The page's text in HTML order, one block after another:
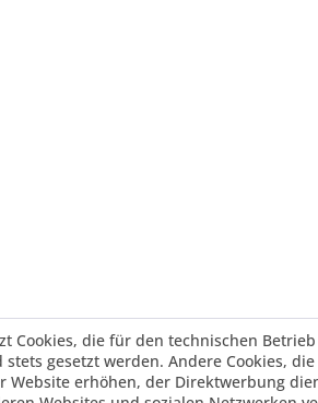
Cookies, die für den technischen
gesetzt werden. Andere Cookies,
Website erhöhen, der Direktwerbung